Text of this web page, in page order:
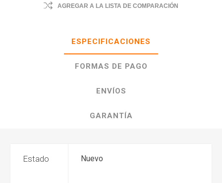
AGREGAR A LA LISTA DE COMPARACIÓN
ESPECIFICACIONES
FORMAS DE PAGO
ENVÍOS
GARANTÍA
Estado Nuevo